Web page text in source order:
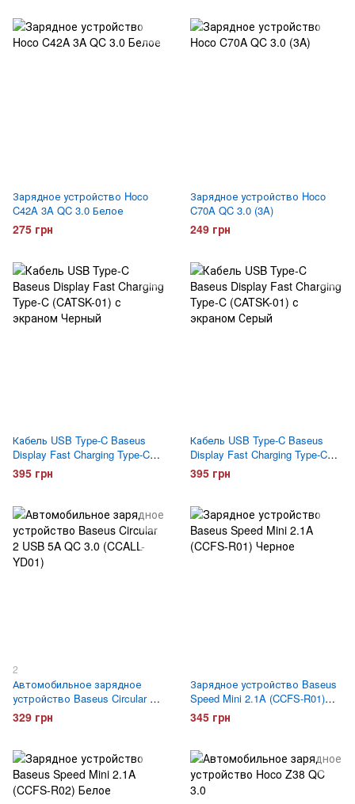
Зарядное устройство Hoco
C42A 3A QC 3.0 Белое
275 грн
Зарядное устройство Hoco
C70A QC 3.0 (3A)
249 грн
Кабель USB Type-C Baseus
Display Fast Charging Type-C
(CATSK-01) с экраном Черный
395 грн
Кабель USB Type-C Baseus
Display Fast Charging Type-C
(CATSK-01) с экраном Серый
395 грн
2
Автомобильное зарядное
устройство Baseus Circular 2
USB 5A QC 3.0 (CCALL-YD01)
329 грн
Зарядное устройство Baseus
Speed Mini 2.1A (CCFS-R01)
Черное
345 грн